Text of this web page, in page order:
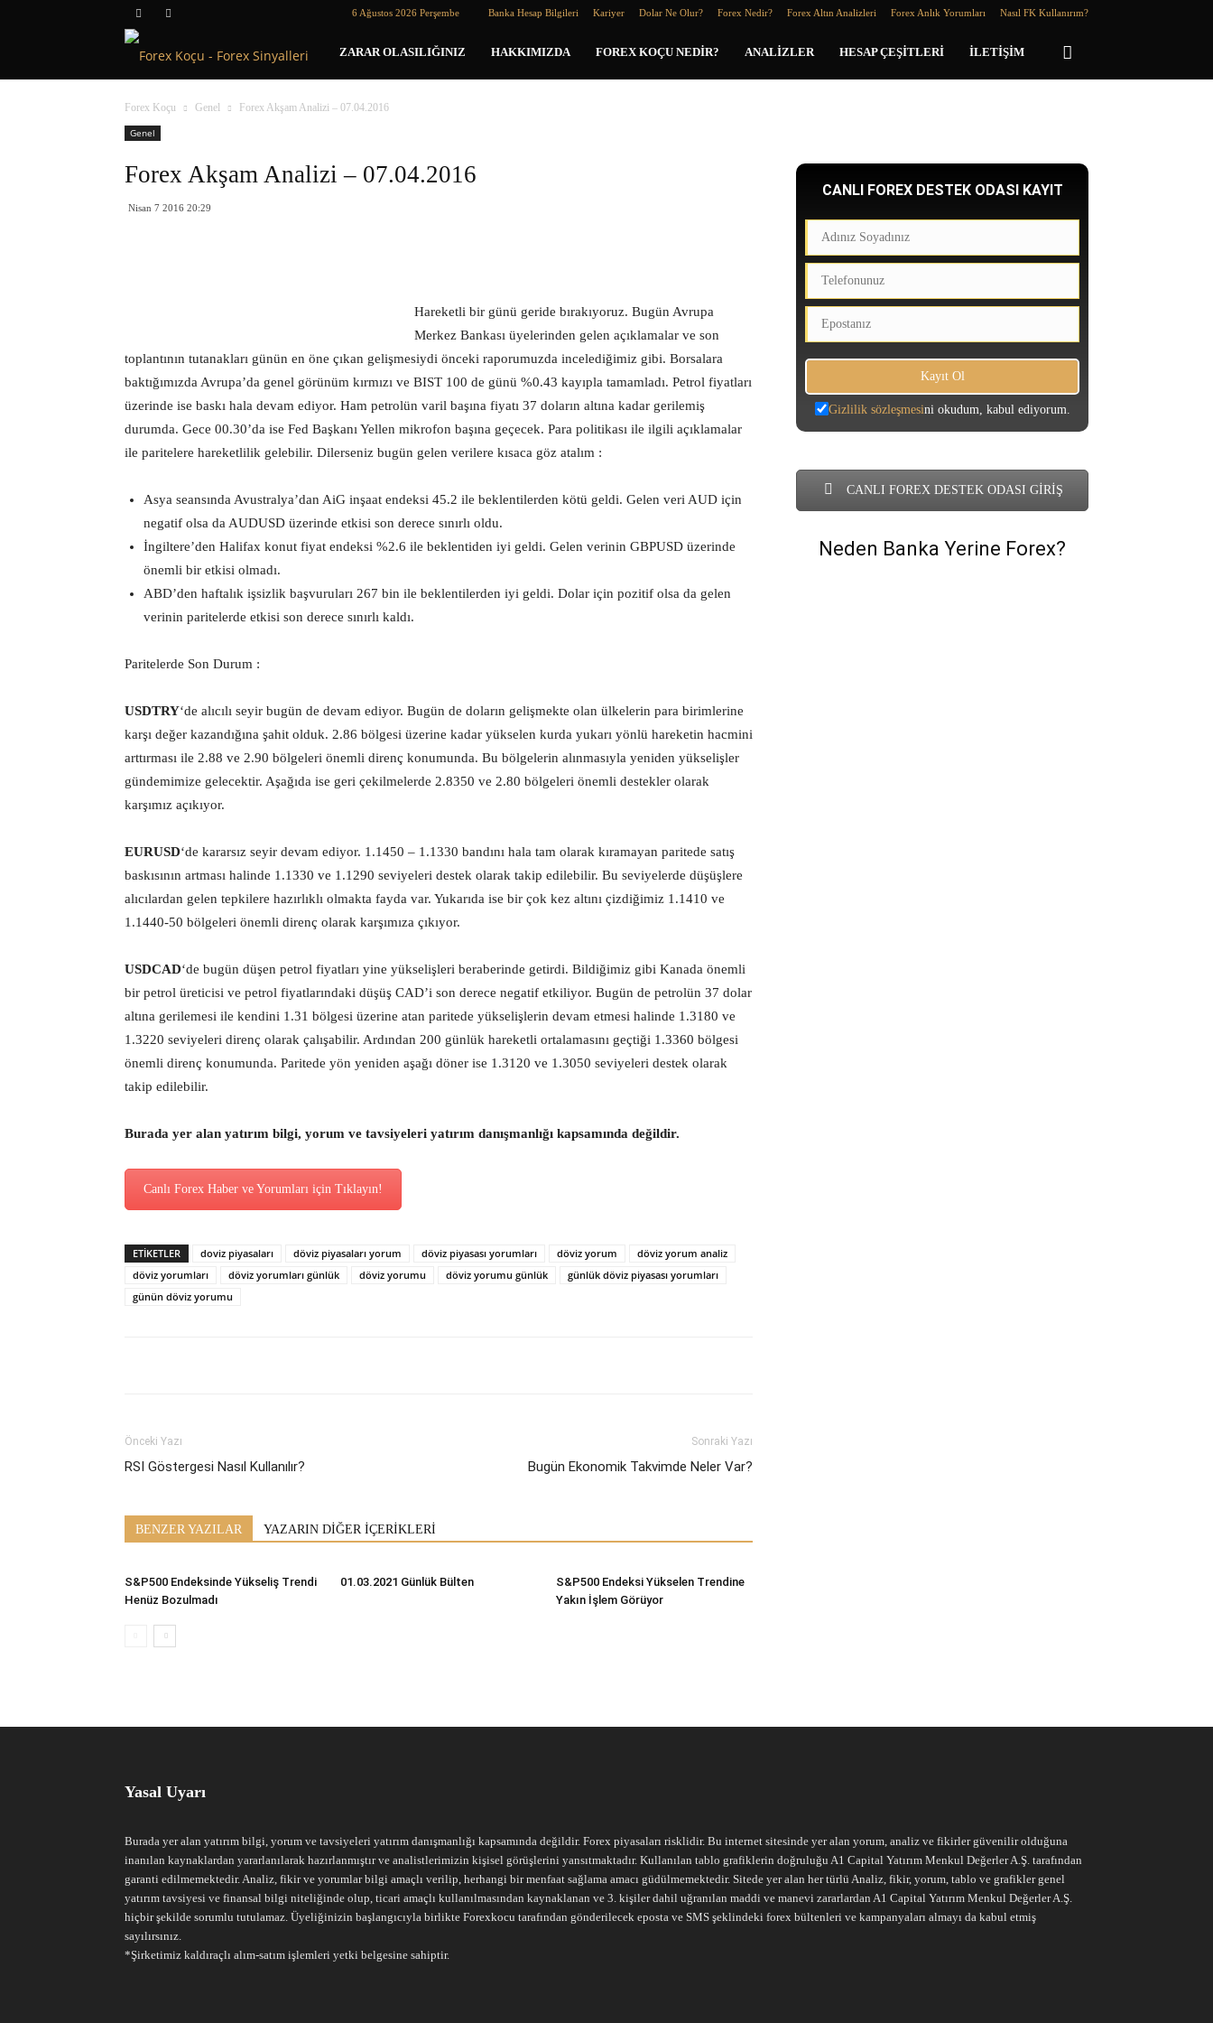
6 Ağustos 2026 Perşembe Banka Hesap Bilgileri Kariyer Dolar Ne Olur? Forex Nedir? Forex Altın Analizleri Forex Anlık Yorumları Nasıl FK Kullanırım?
Forex
Koçu
ZARAR OLASILIĞINIZ HAKKIMIZDA FOREX KOÇU NEDIR? ANALIZLER HESAP ÇEŞITLERI İLETIŞIM
Forex Koçu Genel
Forex Akşam Analizi – 07.04.2016
Genel
Forex Akşam Analizi – 07.04.2016
Nisan 7 2016 20:29
Hareketli bir günü geride bırakıyoruz. Bugün Avrupa
Merkez Bankası üyelerinden gelen açıklamalar ve son
toplantının tutanakları günün en öne çıkan gelişmesiydi önceki raporumuzda incelediğimiz gibi. Borsalara
baktığımızda Avrupa’da genel görünüm kırmızı ve BIST 100 de günü %0.43 kayıpla tamamladı. Petrol fiyatları
üzerinde ise baskı hala devam ediyor. Ham petrolün varil başına fiyatı 37 doların altına kadar gerilemiş
durumda. Gece 00.30’da ise Fed Başkanı Yellen mikrofon başına geçecek. Para politikası ile ilgili açıklamalar
ile paritelere hareketlilik gelebilir. Dilerseniz bugün gelen verilere kısaca göz atalım :
Asya seansında Avustralya’dan AiG inşaat endeksi 45.2 ile beklentilerden kötü geldi. Gelen veri AUD için
negatif olsa da AUDUSD üzerinde etkisi son derece sınırlı oldu.
İngiltere’den Halifax konut fiyat endeksi %2.6 ile beklentiden iyi geldi. Gelen verinin GBPUSD üzerinde
önemli bir etkisi olmadı.
ABD’den haftalık işsizlik başvuruları 267 bin ile beklentilerden iyi geldi. Dolar için pozitif olsa da gelen
verinin paritelerde etkisi son derece sınırlı kaldı.
Paritelerde Son Durum :
USDTRY‘de alıcılı seyir bugün de devam ediyor. Bugün de doların gelişmekte olan ülkelerin para birimlerine
karşı değer kazandığına şahit olduk. 2.86 bölgesi üzerine kadar yükselen kurda yukarı yönlü hareketin hacmini
arttırması ile 2.88 ve 2.90 bölgeleri önemli direnç konumunda. Bu bölgelerin alınmasıyla yeniden yükselişler
gündemimize gelecektir. Aşağıda ise geri çekilmelerde 2.8350 ve 2.80 bölgeleri önemli destekler olarak
karşımız açıkıyor.
EURUSD‘de kararsız seyir devam ediyor. 1.1450 – 1.1330 bandını hala tam olarak kıramayan paritede satış
baskısının artması halinde 1.1330 ve 1.1290 seviyeleri destek olarak takip edilebilir. Bu seviyelerde düşüşlere
alıcılardan gelen tepkilere hazırlıklı olmakta fayda var. Yukarıda ise bir çok kez altını çizdiğimiz 1.1410 ve
1.1440-50 bölgeleri önemli direnç olarak karşımıza çıkıyor.
USDCAD‘de bugün düşen petrol fiyatları yine yükselişleri beraberinde getirdi. Bildiğimiz gibi Kanada önemli
bir petrol üreticisi ve petrol fiyatlarındaki düşüş CAD’i son derece negatif etkiliyor. Bugün de petrolün 37 dolar
altına gerilemesi ile kendini 1.31 bölgesi üzerine atan paritede yükselişlerin devam etmesi halinde 1.3180 ve
1.3220 seviyeleri direnç olarak çalışabilir. Ardından 200 günlük hareketli ortalamasını geçtiği 1.3360 bölgesi
önemli direnç konumunda. Paritede yön yeniden aşağı döner ise 1.3120 ve 1.3050 seviyeleri destek olarak
takip edilebilir.
Burada yer alan yatırım bilgi, yorum ve tavsiyeleri yatırım danışmanlığı kapsamında değildir.
Canlı Forex Haber ve Yorumları için Tıklayın!
ETİKETLER doviz piyasaları döviz piyasaları yorum döviz piyasası yorumları döviz yorum
döviz yorum analiz
döviz yorumları
döviz yorumları günlük döviz yorumu döviz yorumu günlük
günlük döviz piyasası yorumları
günün döviz yorumu
Önceki Yazı
RSI Göstergesi Nasıl Kullanılır?
Sonraki Yazı
Bugün Ekonomik Takvimde Neler Var?
BENZER YAZILAR YAZARIN DİĞER İÇERİKLERİ
S&P500 Endeksinde Yükseliş Trendi
Henüz Bozulmadı
01.03.2021 Günlük Bülten
S&P500 Endeksi Yükselen Trendine
Yakın İşlem Görüyor
CANLI FOREX DESTEK ODASI KAYIT
Gizlilik sözleşmesini okudum, kabul ediyorum.
CANLI FOREX DESTEK ODASI GİRİŞ
Neden Banka Yerine Forex?
Yasal Uyarı
Burada yer alan yatırım bilgi, yorum ve tavsiyeleri yatırım danışmanlığı kapsamında değildir. Forex piyasaları risklidir. Bu internet sitesinde yer alan yorum, analiz ve fikirler güvenilir olduğuna
inanılan kaynaklardan yararlanılarak hazırlanmıştır ve analistlerimizin kişisel görüşlerini yansıtmaktadır. Kullanılan tablo grafiklerin doğruluğu A1 Capital Yatırım Menkul Değerler A.Ş. tarafından
garanti edilmemektedir. Analiz, fikir ve yorumlar bilgi amaçlı verilip, herhangi bir menfaat sağlama amacı güdülmemektedir. Sitede yer alan her türlü Analiz, fikir, yorum, tablo ve grafikler genel
yatırım tavsiyesi ve finansal bilgi niteliğinde olup, ticari amaçlı kullanılmasından kaynaklanan ve 3. kişiler dahil uğranılan maddi ve manevi zararlardan A1 Capital Yatırım Menkul Değerler A.Ş.
hiçbir şekilde sorumlu tutulamaz. Üyeliğinizin başlangıcıyla birlikte Forexkocu tarafından gönderilecek eposta ve SMS şeklindeki forex bültenleri ve kampanyaları almayı da kabul etmiş
sayılırsınız.
*Şirketimiz kaldıraçlı alım-satım işlemleri yetki belgesine sahiptir.